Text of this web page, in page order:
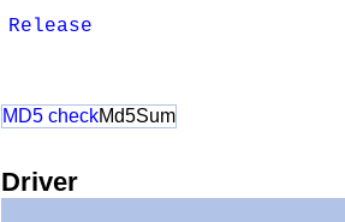
Release
MD5 checkMd5Sum
Driver